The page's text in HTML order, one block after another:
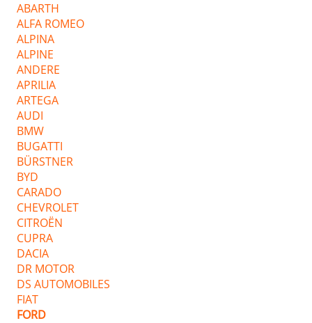
ABARTH
ALFA ROMEO
ALPINA
ALPINE
ANDERE
APRILIA
ARTEGA
AUDI
BMW
BUGATTI
BÜRSTNER
BYD
CARADO
CHEVROLET
CITROËN
CUPRA
DACIA
DR MOTOR
DS AUTOMOBILES
FIAT
FORD